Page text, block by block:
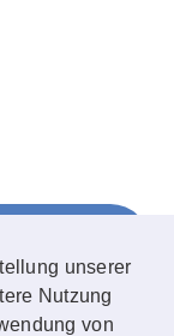
unserer
Nutzung
von